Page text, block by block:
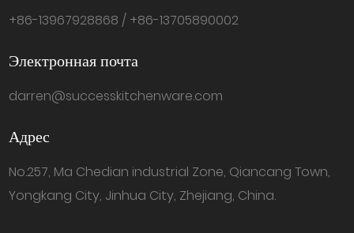
+86-13967928868 / +86-13705890002
Электронная почта
darren@successkitchenware.com
Адрес
No.257, Ma Chedian industrial Zone, Qiancang Town,
Yongkang City, Jinhua City, Zhejiang, China.